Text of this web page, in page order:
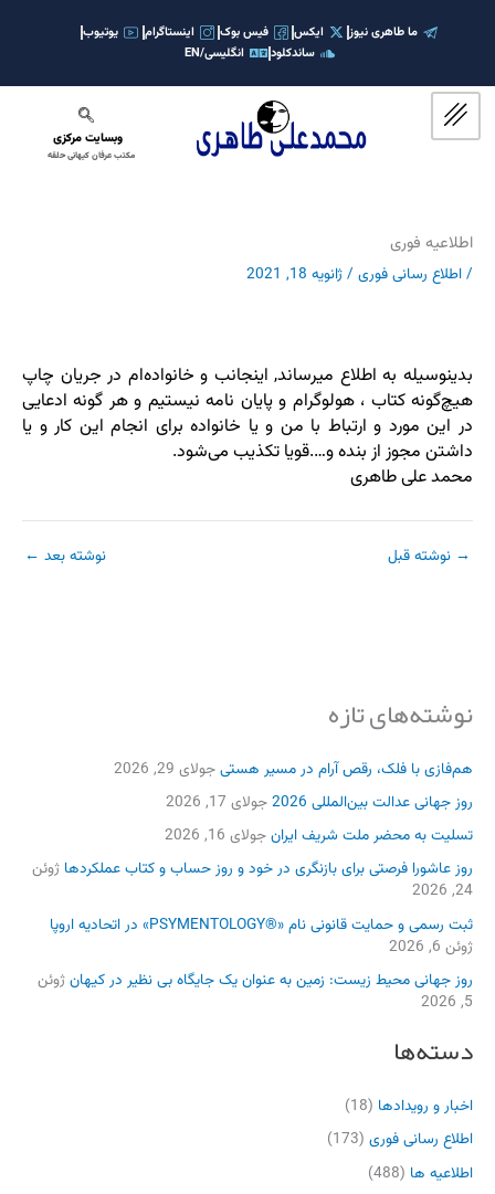
ما طاهری نیوز ایکس فیس بوک اینستاگرام
یوتیوب
ساندکلود
انگلیسی/EN
وبسایت مرکزی
مکتب عرفان کیهانی حلقه
نوشته‌های تازه
هم‌فازی با فلک، رقص آرام در مسیر هستیجولای 29, 2026
روز جهانی عدالت بین‌المللی 2026
جولای 17, 2026
تسلیت به محضر ملت شریف ایرانجولای 16, 2026
روز عاشورا فرصتی برای بازنگری در خود و روز حساب و کتاب عملکردها ژوئن
24, 2026
ثبت رسمی و حمایت قانونی نام «®PSYMENTOLOGY» در اتحادیه اروپا
ژوئن 6, 2026
روز جهانی محیط زیست: زمین به عنوان یک جایگاه بی نظیر در کیهانژوئن
5, 2026
دسته‌ها
اخبار و رویدادها (18)
اطلاع رسانی فوری (173)
اطلاعیه ها (488)
اطلاعیه فوری
/اطلاع رسانی فوری /ژانویه 18, 2021
بدینوسیله به اطلاع میرساند, اینجانب و خانواده‌ام در جریان چاپ
هیچ‌گونه کتاب ، هولوگرام و پایان نامه نیستیم و هر گونه ادعایی
در این مورد و ارتباط با من و یا خانواده‌ برای انجام این کار و یا
داشتن مجوز از بنده و….قویا تکذیب می‌شود.
محمد علی طاهری
→ نوشته قبل نوشته بعد ←